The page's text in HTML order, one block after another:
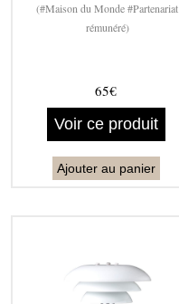
(#Maison du Monde #Partenariat
rémunéré)
65€
Voir ce produit
Ajouter au panier